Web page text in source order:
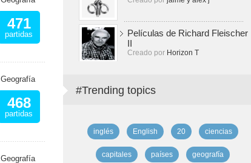
471
partidas
Geografía
468
partidas
Geografía
Películas de Richard Fleischer
II
Creado por Horizon T
#Trending topics
inglés English 20 ciencias
capitales países geografía